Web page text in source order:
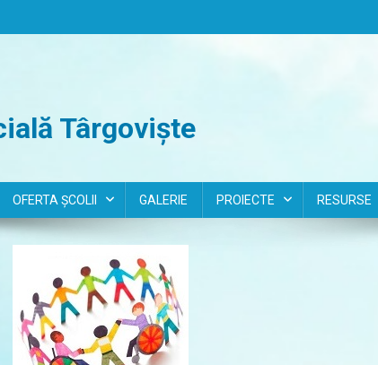
Târgoviște
OFERTA ȘCOLII GALERIE PROIECTE RESURSE